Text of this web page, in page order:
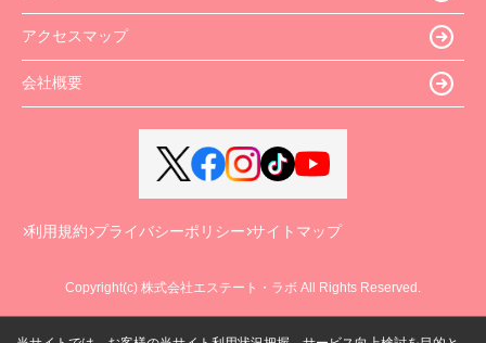
アクセスマップ
会社概要
利用規約 プライバシーポリシー サイトマップ
Copyright(c) 株式会社エステート・ラボ All Rights Reserved.